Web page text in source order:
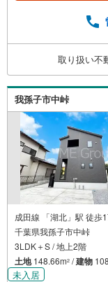
の？疾病
ーンの組み
サポート致
取り扱い不
我孫子市中峠
成田線 「湖北」駅 徒歩
千葉県我孫子市中峠
3LDK＋S / 地上2階
土地148.66m2 /建物
未入居